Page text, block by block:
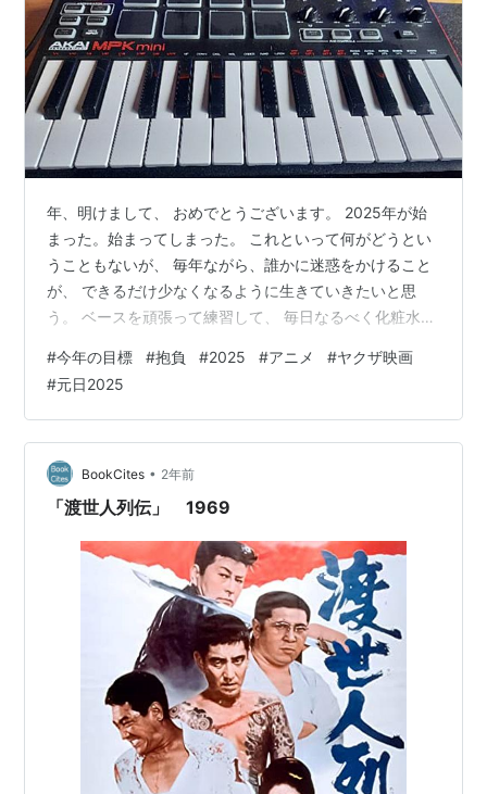
年、明けまして、 おめでとうございます。 2025年が始
まった。始まってしまった。 これといって何がどうとい
うこともないが、 毎年ながら、誰かに迷惑をかけること
が、 できるだけ少なくなるように生きていきたいと思
う。 ベースを頑張って練習して、 毎日なるべく化粧水と
なるべく多くの睡眠をとり、 毎日なるべくビタミン剤を
飲み、 出来る分だけのなるべくを、 なるべく頑張りた
い、と。 なるべくしてなった、といえるような、 そんな
毎日にしたいものだ。 抱負や目標なぞ立てられるような
高尚な人間ではないのはわかってはいるが、 今年の最後
の日に迷惑かけた人…
#今年の目標 #抱負 #2025 #アニメ #ヤクザ映画
#元日2025
BookCites • 2年前
「渡世人列伝」 1969